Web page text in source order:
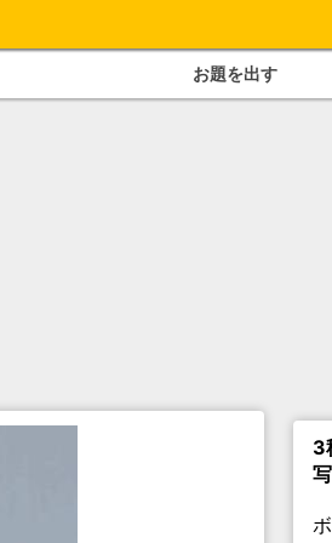
お題を出す
3